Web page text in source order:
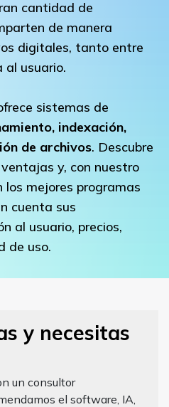
cantidad de
de manera
digitales, tanto entre
al usuario.
sistemas de
indexación,
de archivos. Descubre
y, con nuestro
los mejores programas
cuenta sus
al usuario, precios,
de uso.
y necesitas
un consultor
el software, IA,